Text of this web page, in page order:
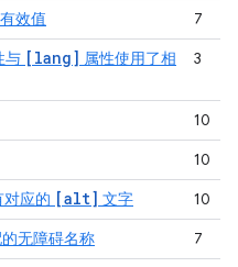
效值 7
与 [lang] 属性使用了相
3
10
10
对应的 [alt] 文字
10
无障碍名称
7